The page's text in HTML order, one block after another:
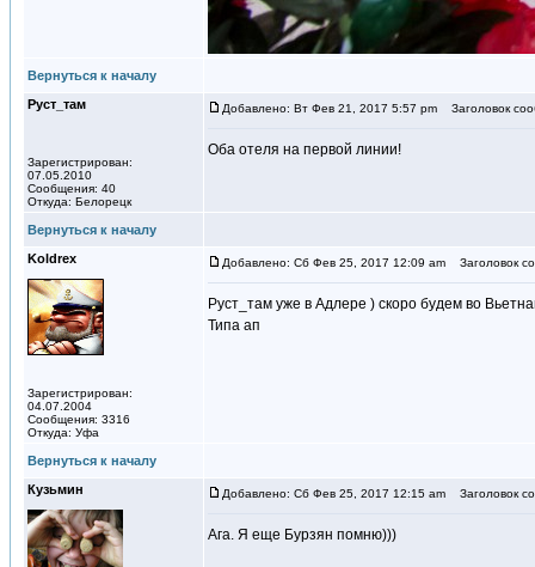
Вернуться к началу
Руст_там
Зарегистрирован:
07.05.2010
Сообщения: 40
Откуда: Белорецк
Добавлено: Вт Фев 21, 2017 5:57 pm Заголовок
Оба отеля на первой линии!
Вернуться к началу
Koldrex
Зарегистрирован:
04.07.2004
Сообщения: 3316
Откуда: Уфа
Добавлено: Сб Фев 25, 2017 12:09 am Заголовок
Руст_там уже в Адлере ) скоро будем во
Типа ап
Вернуться к началу
Кузьмин
Добавлено: Сб Фев 25, 2017 12:15 am Заголовок
Ага. Я еще Бурзян помню)))